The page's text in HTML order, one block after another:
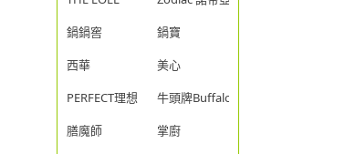
鍋鍋窖
鍋寶
西華
美心
PERFECT理想
牛頭牌Buffalo
膳魔師
掌廚